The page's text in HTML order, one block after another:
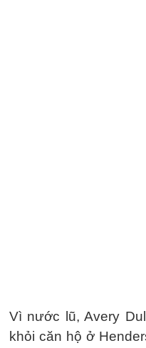
Vì nước lũ, Avery
khỏi căn hộ ở